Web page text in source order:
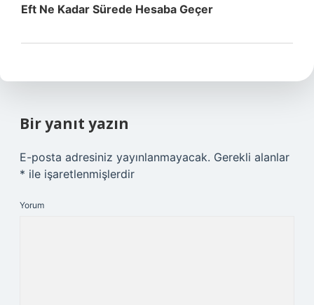
Eft Ne Kadar Sürede Hesaba Geçer
Bir yanıt yazın
E-posta adresiniz yayınlanmayacak. Gerekli alanlar
* ile işaretlenmişlerdir
Yorum